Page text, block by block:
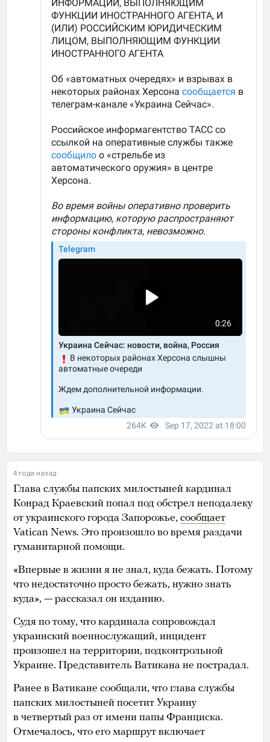
4 года назад
Глава службы папских милостыней кардинал
Конрад Краевский попал под обстрел неподалеку
от украинского города Запорожье, сообщает
Vatican News. Это произошло во время раздачи
гуманитарной помощи.
«Впервые в жизни я не знал, куда бежать. Потому
что недостаточно просто бежать, нужно знать
куда», — рассказал он изданию.
Судя по тому, что кардинала сопровождал
украинский военнослужащий, инцидент
произошел на территории, подконтрольной
Украине. Представитель Ватикана не пострадал.
Ранее в Ватикане сообщали, что глава службы
папских милостыней посетит Украину
в четвертый раз от имени папы Франциска.
Отмечалось, что его маршрут включает